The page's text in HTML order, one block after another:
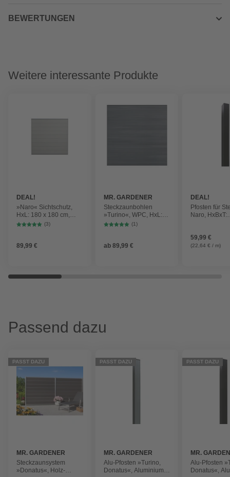
BEWERTUNGEN
Weitere interessante Produkte
DEAL!
»Naro« Sichtschutz,
HxL: 180 x 180 cm,
WPC, anthrazit-grau
(3)
89,99 €
MR. GARDENER
Steckzaunbohlen
»Turino«, WPC, HxL:
90 x 179 cm
(1)
ab 89,99 €
DEAL!
Pfosten für
Naro, HxBxT:
59,99 €
(22,64 € / m)
Passend dazu
PASST DAZU
MR. GARDENER
Steckzaunsystem
»Donatus«, Holz-
PASST DAZU
MR. GARDENER
Alu-Pfosten »Turino,
Donatus«, Aluminium,
PASST DAZU
MR.
Alu-Pfosten
Donatus«,